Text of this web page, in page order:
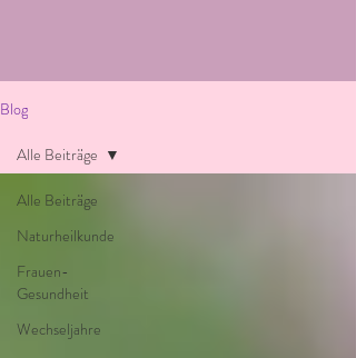
Blog
Alle Beiträge
Naturheilkunde
Frauen-
Gesundheit
Wechseljahre
Alle Beiträge